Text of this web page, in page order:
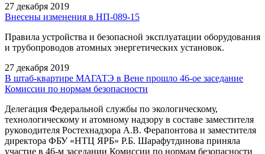
27 декабря 2019
Внесены изменения в НП-089-15
Правила устройства и безопасной эксплуатации оборудования
и трубопроводов атомных энергетических установок.
27 декабря 2019
В штаб-квартире МАГАТЭ в Вене прошло 46-ое заседание
Комиссии по нормам безопасности
Делегация Федеральной службы по экологическому,
технологическому и атомному надзору в составе заместителя
руководителя Ростехнадзора А.В. Ферапонтова и заместителя
директора ФБУ «НТЦ ЯРБ» Р.Б. Шарафутдинова приняла
участие в 46-м заседании Комиссии по нормам безопасности